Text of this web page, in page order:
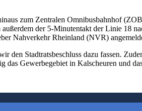
zum Zentralen Omnibusbahnhof
der 5-Minutentakt der Linie 18
Nahverkehr Rheinland (NVR)
den Stadtratsbeschluss dazu fassen.
Gewerbegebiet in Kalscheuren und